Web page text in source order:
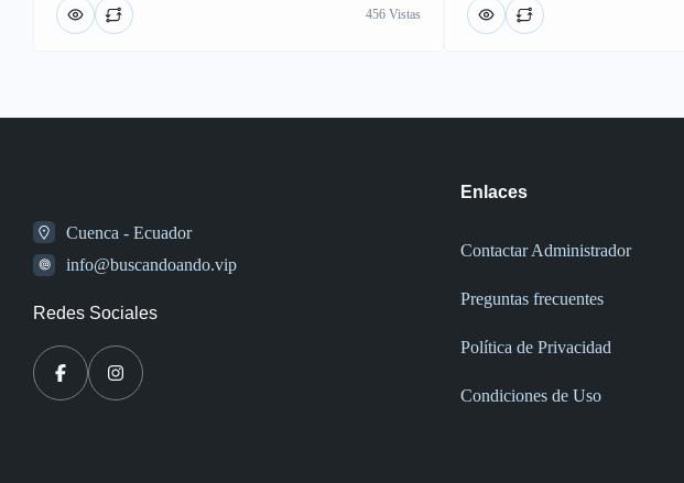
456 Vistas
Cuenca - Ecuador
info@buscandoando.vip
Redes Sociales
Enlaces
Contactar Administrador
Preguntas frecuentes
Política de Privacidad
Condiciones de Uso